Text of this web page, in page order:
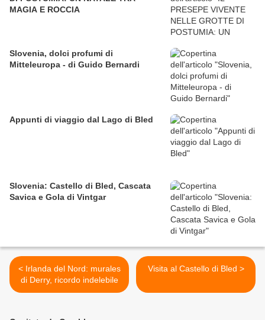
MAGIA E ROCCIA
Slovenia, dolci profumi di
Mitteleuropa - di Guido Bernardi
Appunti di viaggio dal Lago di Bled
Slovenia: Castello di Bled, Cascata
Savica e Gola di Vintgar
< Irlanda del Nord: murales
di Derry, ricordo indelebile
Visita al Castello di Bled >